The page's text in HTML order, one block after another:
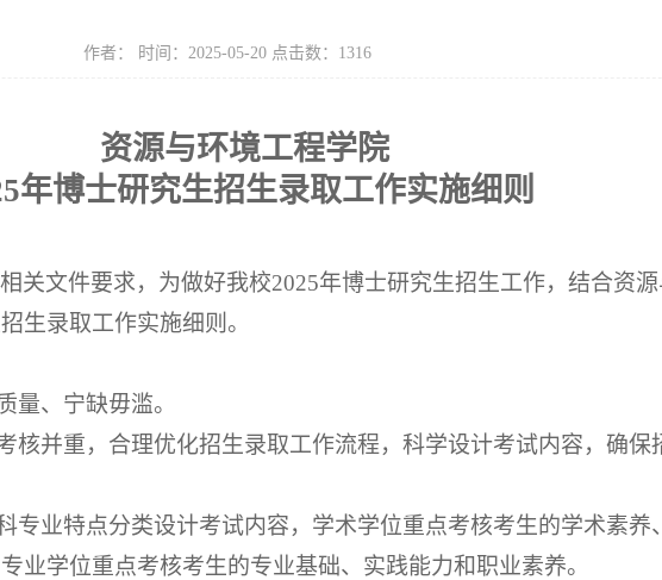
作者： 时间：2025-05-20 点击数： 1316
资源与环境工程学院
年博士研究生招生录取工作实施细则
关文件要求，为做好我校2025年博士研究生招生工作，结合资
生录取工作实施细则。
量、宁缺毋滥。
核并重，合理优化招生录取工作流程，科学设计考试内容，确保
专业特点分类设计考试内容，学术学位重点考核考生的学术素养、
业学位重点考核考生的专业基础、实践能力和职业素养。